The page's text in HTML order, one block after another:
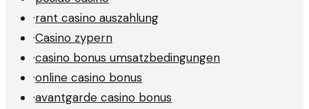
·rant casino auszahlung
·Casino zypern
·casino bonus umsatzbedingungen
·online casino bonus
·avantgarde casino bonus